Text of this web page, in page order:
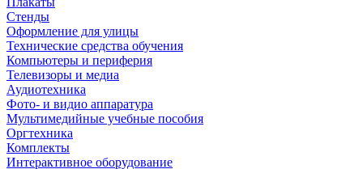
Стенды
Оформление для улицы
Технические средства обучения
Компьютеры и периферия
Телевизоры и медиа
Аудиотехника
Фото- и видио аппаратура
Мультимедийные учебные пособия
Оргтехника
Комплекты
Интерактивное оборудование